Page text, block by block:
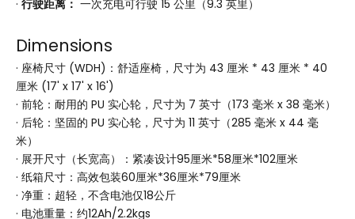
· 行驶距离： 一次充电可行驶 15 公里（9.3 英里）
Dimensions
· 座椅尺寸 (WDH)：舒适座椅，尺寸为 43 厘米 * 43 厘米 * 40
厘米 (17' x 17' x 16')
· 前轮：耐用的 PU 实心轮，尺寸为 7 英寸（173 毫米 x 38 毫米）
· 后轮：坚固的 PU 实心轮，尺寸为 11 英寸（285 毫米 x 44 毫
米）
· 展开尺寸（长宽高）：紧凑设计95厘米*58厘米*102厘米
· 纸箱尺寸：高效包装60厘米*36厘米*79厘米
· 净重：超轻，不含电池仅18公斤
· 电池重量：约12Ah/2.2kgs